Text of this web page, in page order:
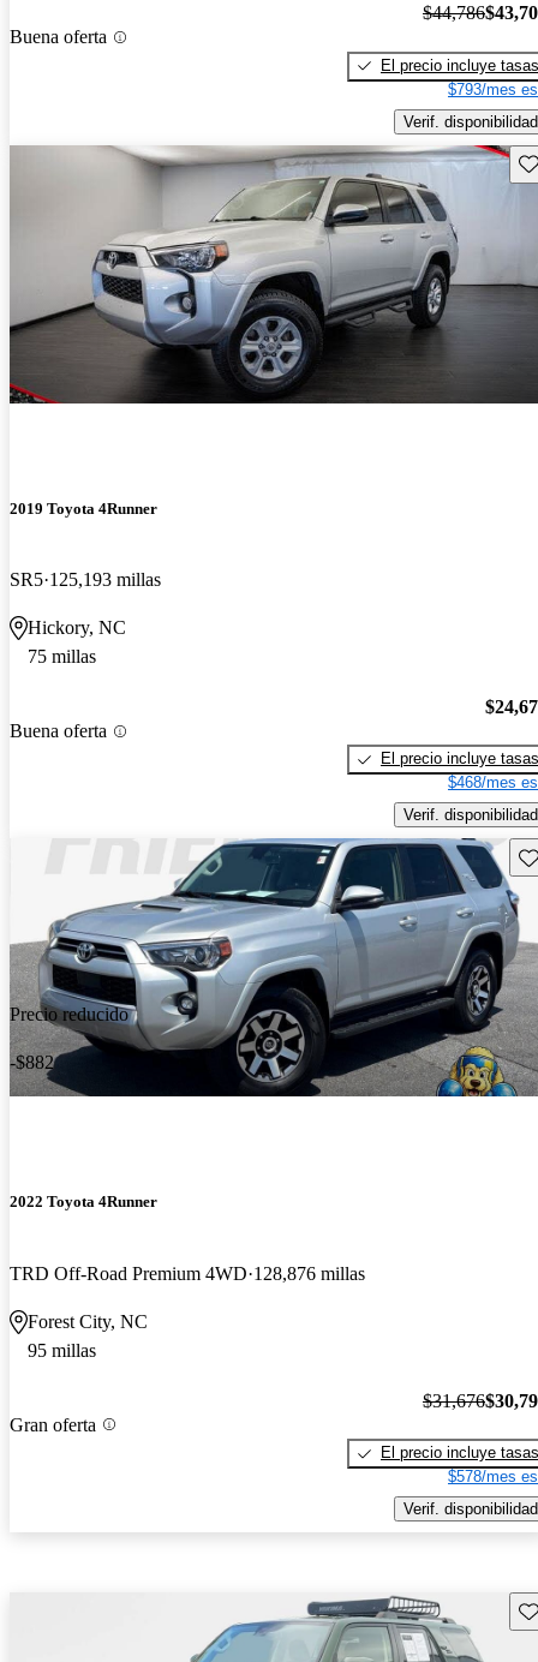
Buena oferta
$44,786
El precio incluye tasas
$793/mes
Verif. disponibilidad
2019 Toyota 4Runner
SR5 125,193 millas
Hickory, NC
75 millas
Buena oferta
El precio incluye tasas
$468/mes
Verif. disponibilidad
Precio reducido
-$882
2022 Toyota 4Runner
TRD Off-Road Premium 4WD 128,876 millas
Forest City, NC
95 millas
Gran oferta
$31,676
El precio incluye tasas
$578/mes
Verif. disponibilidad